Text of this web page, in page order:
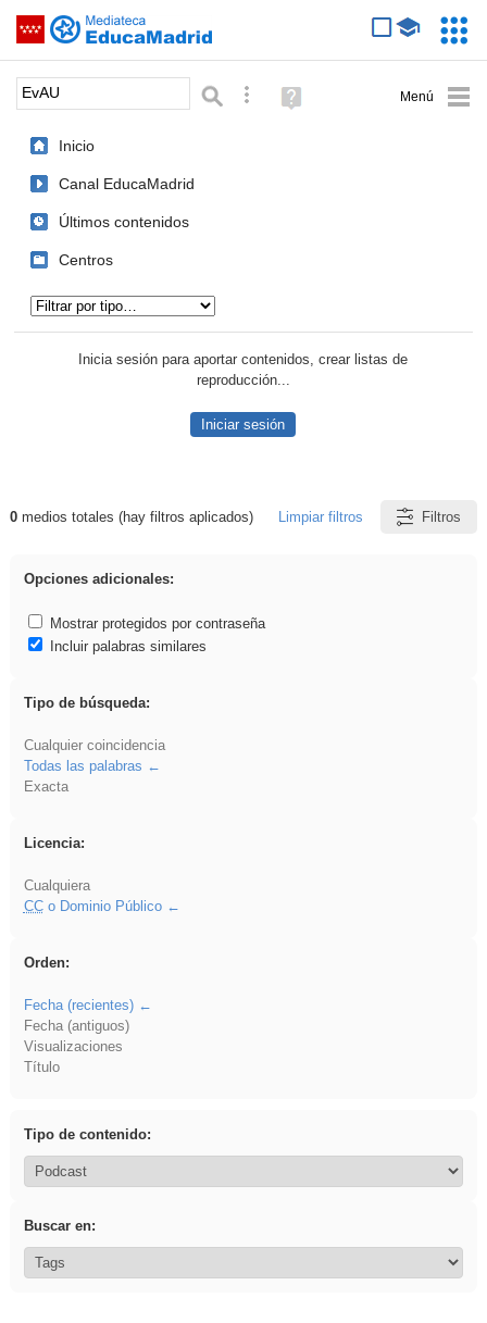
Saltar navegación
Palabra o frase: Búsqueda avanzada
Ayuda
(en
Inicio
Canal EducaMadrid
Últimos contenidos
Centros
Inicia sesión para aportar contenidos, crear listas de
reproducción...
Iniciar sesión
Resultados de: EvAU
0medios totales (hay filtros aplicados) Limpiar filtros Filtros
Opciones adicionales:
Mostrar protegidos por contraseña
Incluir palabras similares
Tipo de búsqueda:
Cualquier coincidencia
Todas las palabras
Exacta
Licencia:
Cualquiera
CCo Dominio Público
Orden:
Fecha (recientes)
Fecha (antiguos)
Visualizaciones
Título
Tipo de contenido:
Buscar en: